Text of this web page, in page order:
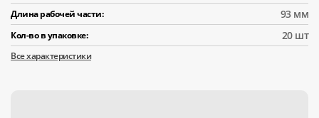
Длина рабочей части: 93 мм
Кол-во в упаковке: 20 шт
Все характеристики